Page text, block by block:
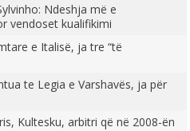
Ndeshja më e
vendoset kualifikimi
e Italisë, ja tre “të
te Legia e Varshavës, ja për
Kultesku, arbitri që në 2008-ën